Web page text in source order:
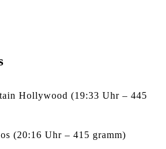
Hollywood (19:33 Uhr – 445
(20:16 Uhr – 415 gramm)